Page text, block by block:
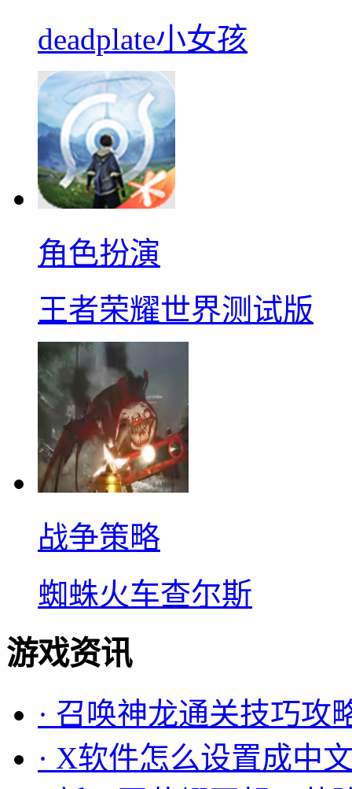
deadplate小女孩
角色扮演
王者荣耀世界测试版
战争策略
蜘蛛火车查尔斯
游戏资讯
· 召唤神龙通关技巧攻
· X软件怎么设置成中